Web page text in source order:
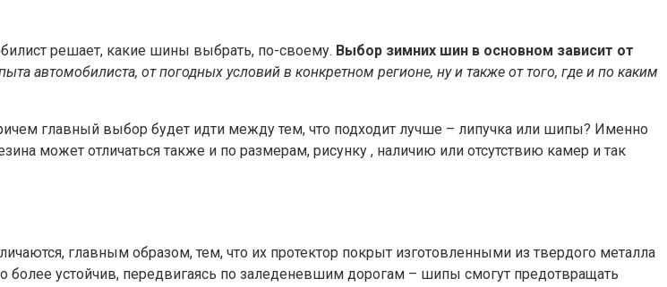
решает, какие шины выбрать, по-своему. Выбор зимних шин в основном зависит от
автомобилиста, от погодных условий в конкретном регионе, ну и также от того, где и по каким
главный выбор будет идти между тем, что подходит лучше – липучка или шипы? Именно
может отличаться также и по размерам, рисунку , наличию или отсутствию камер и так
главным образом, тем, что их протектор покрыт изготовленными из твердого металла
устойчив, передвигаясь по заледеневшим дорогам – шипы смогут предотвращать